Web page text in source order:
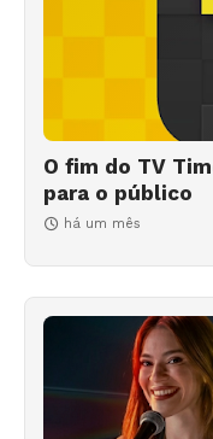
O fim do TV
para o público
há um mês